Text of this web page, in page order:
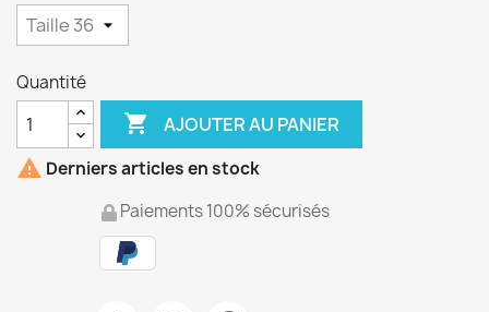
Quantité
 AJOUTER AU PANIER
 Derniers articles en stock
Paiements 100% sécurisés